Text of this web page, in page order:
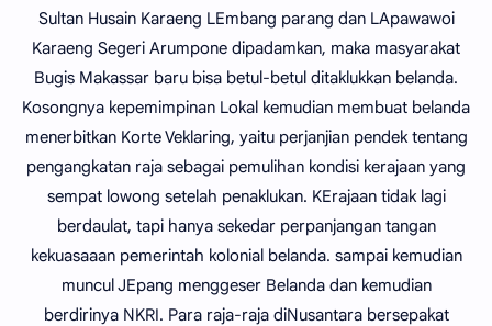
Sultan Husain Karaeng LEmbang parang dan LApawawoi
Karaeng Segeri Arumpone dipadamkan, maka masyarakat
Bugis Makassar baru bisa betul-betul ditaklukkan belanda.
Kosongnya kepemimpinan Lokal kemudian membuat belanda
menerbitkan Korte Veklaring, yaitu perjanjian pendek tentang
pengangkatan raja sebagai pemulihan kondisi kerajaan yang
sempat lowong setelah penaklukan. KErajaan tidak lagi
berdaulat, tapi hanya sekedar perpanjangan tangan
kekuasaaan pemerintah kolonial belanda. sampai kemudian
muncul JEpang menggeser Belanda dan kemudian
berdirinya NKRI. Para raja-raja diNusantara bersepakat